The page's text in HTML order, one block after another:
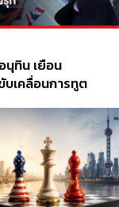
นุทิน เยือน
บเคลื่อนการทูต
ตร์ไทย –